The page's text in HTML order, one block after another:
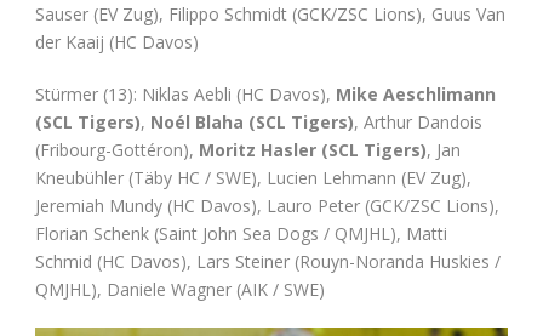
Sauser (EV Zug), Filippo Schmidt (GCK/ZSC Lions), Guus Van
der Kaaij (HC Davos)
Stürmer (13): Niklas Aebli (HC Davos), Mike Aeschlimann
(SCL Tigers), Noél Blaha (SCL Tigers), Arthur Dandois
(Fribourg-Gottéron), Moritz Hasler (SCL Tigers), Jan
Kneubühler (Täby HC / SWE), Lucien Lehmann (EV Zug),
Jeremiah Mundy (HC Davos), Lauro Peter (GCK/ZSC Lions),
Florian Schenk (Saint John Sea Dogs / QMJHL), Matti
Schmid (HC Davos), Lars Steiner (Rouyn-Noranda Huskies /
QMJHL), Daniele Wagner (AIK / SWE)